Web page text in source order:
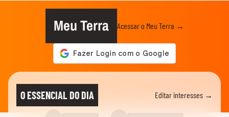
Meu Terra Acessar o Meu Terra →
O ESSENCIAL DO DIA Editar interesses →